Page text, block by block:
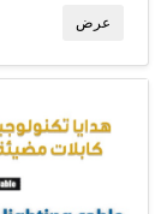
عرض